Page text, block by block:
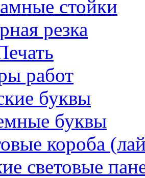
стойки
резка
работ
буквы
буквы
короба
световые